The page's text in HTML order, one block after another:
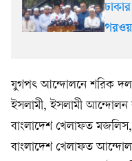
যুগপৎ আন্দোলনে শরিক
ইসলামী, ইসলামী আন্দোলন
বাংলাদেশ খেলাফত মজলিস,
বাংলাদেশ খেলাফত